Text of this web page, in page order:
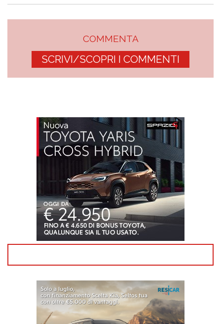
COMMENTA
SCRIVI/SCOPRI I COMMENTI